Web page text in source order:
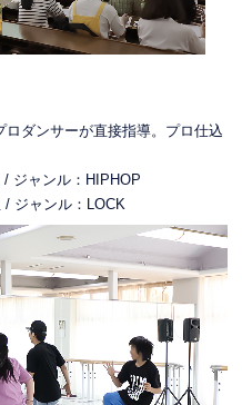
ダンサーが直接指導。プロ仕込
/ ジャンル：HIPHOP
/ ジャンル：LOCK